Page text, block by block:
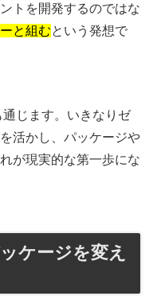
トを開発するのではな
と組むという発想で
じます。いきなりゼ
活かし、パッケージや
が現実的な第一歩にな
ケージを変え